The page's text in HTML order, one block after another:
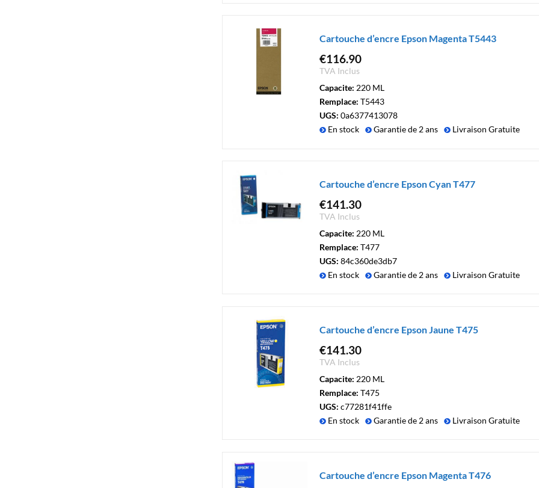
Cartouche d’encre Epson Magenta T5443
€116.90
TVA Inclus
Capacite: 220 ML
Remplace: T5443
UGS: 0a6377413078
En stock
Garantie de 2 ans Livraison Gratuite
Cartouche d’encre Epson Cyan T477
€141.30
TVA Inclus
Capacite: 220 ML
Remplace: T477
UGS: 84c360de3db7
En stock
Garantie de 2 ans Livraison Gratuite
Cartouche d’encre Epson Jaune T475
€141.30
TVA Inclus
Capacite: 220 ML
Remplace: T475
UGS: c77281f41ffe
En stock
Garantie de 2 ans Livraison Gratuite
Cartouche d’encre Epson Magenta T476